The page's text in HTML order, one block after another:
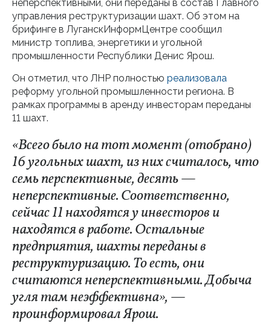
неперспективными, они переданы в состав Главного
управления реструктуризации шахт. Об этом на
брифинге в ЛуганскИнформЦентре сообщил
министр топлива, энергетики и угольной
промышленности Республики Денис Ярош.
Он отметил, что ЛНР полностью реализовала
реформу угольной промышленности региона. В
рамках программы в аренду инвесторам переданы
11 шахт.
«Всего было на тот момент (отобрано)
16 угольных шахт, из них считалось, что
семь перспективные, десять —
неперспективные. Соответственно,
сейчас 11 находятся у инвесторов и
находятся в работе. Остальные
предприятия, шахты переданы в
реструктуризацию. То есть, они
считаются неперспективными. Добыча
угля там неэффективна», —
проинформировал Ярош.